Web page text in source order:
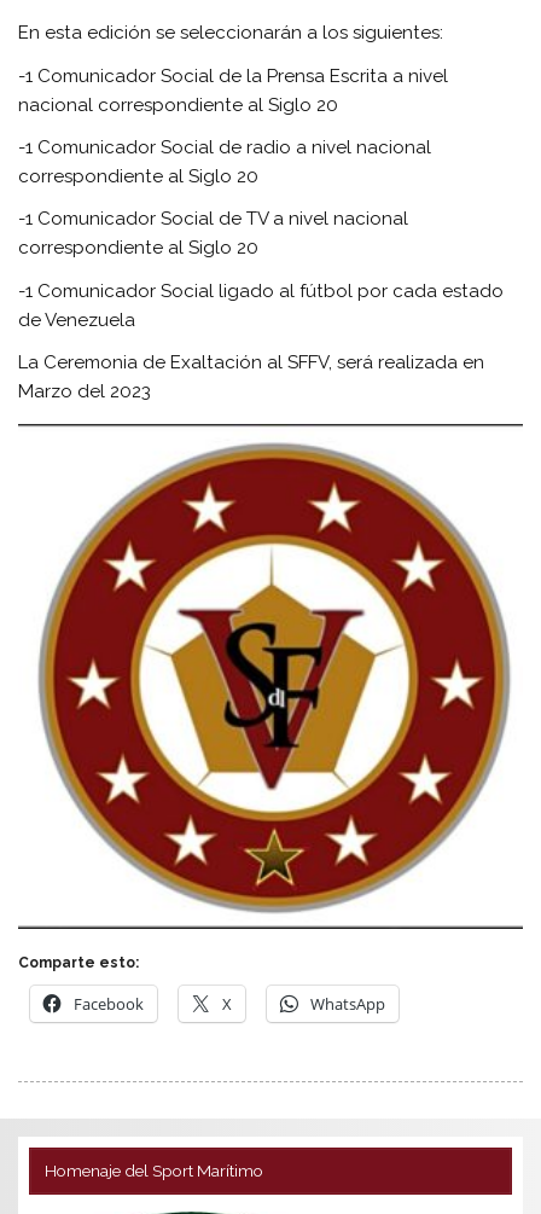
En esta edición se seleccionarán a los siguientes:
-1 Comunicador Social de la Prensa Escrita a nivel
nacional correspondiente al Siglo 20
-1 Comunicador Social de radio a nivel nacional
correspondiente al Siglo 20
-1 Comunicador Social de TV a nivel nacional
correspondiente al Siglo 20
-1 Comunicador Social ligado al fútbol por cada estado
de Venezuela
La Ceremonia de Exaltación al SFFV, será realizada en
Marzo del 2023
Comparte esto:
Facebook X WhatsApp
Homenaje del Sport Marítimo